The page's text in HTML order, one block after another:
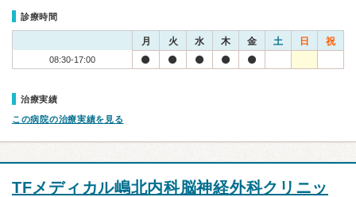
診療時間
月 火 水 木 金 土 日 祝
08:30-17:00
治療実績
この病院の治療実績を見る
TFメディカル嶋北内科脳神経外科クリニッ